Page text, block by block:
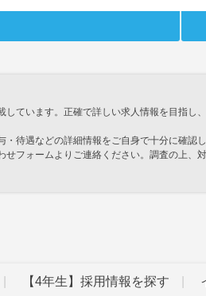
ています。正確で詳しい求人情報を目指
待遇などの詳細情報をご自身で十分に確認
フォームよりご連絡ください。調査の上、対
【4年生】採用情報を探す